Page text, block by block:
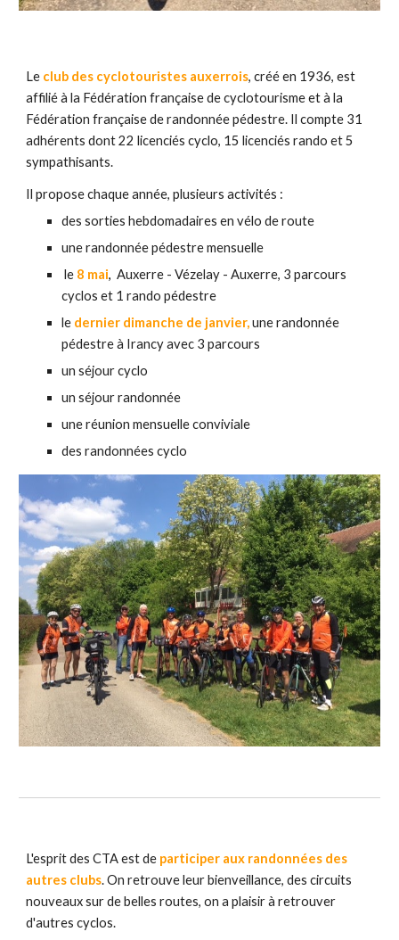
Le club des cyclotouristes auxerrois, créé en 1936, est
affilié à la Fédération française de cyclotourismeet à la
Fédération française de randonnée pédestre. Il compte 31
adhérents dont 22 licenciéscyclo, 15 licenciés rando et5
sympathisants.
Il proposechaque année,plusieurs activités :
dessorties hebdomadaires en vélo de route
une randonnée pédestre mensuelle
le 8 mai,Auxerre - Vézelay - Auxerre, 3 parcours
cyclos et 1 rando pédestre
le dernier dimanche de janvier,une randonnée
pédestre à Irancy avec 3 parcours
un séjour cyclo
un séjour randonnée
une réunion mensuelle conviviale
des randonnéescyclo
L'esprit des CTA est de participer aux randonnées des
autres clubs. On retrouve leur bienveillance, des circuits
nouveaux sur de belles routes, on a plaisir à retrouver
d'autres cyclos.